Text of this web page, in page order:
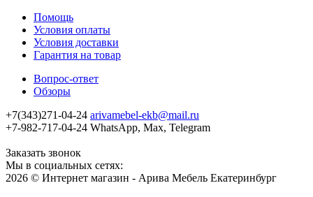
Помощь
Условия оплаты
Условия доставки
Гарантия на товар
Вопрос-ответ
Обзоры
+7(343)271-04-24 arivamebel-ekb@mail.ru
+7-982-717-04-24 WhatsApp, Max, Telegram
Заказать звонок
Мы в социальных сетях:
2026 © Интернет магазин - Арива Мебель Екатеринбург